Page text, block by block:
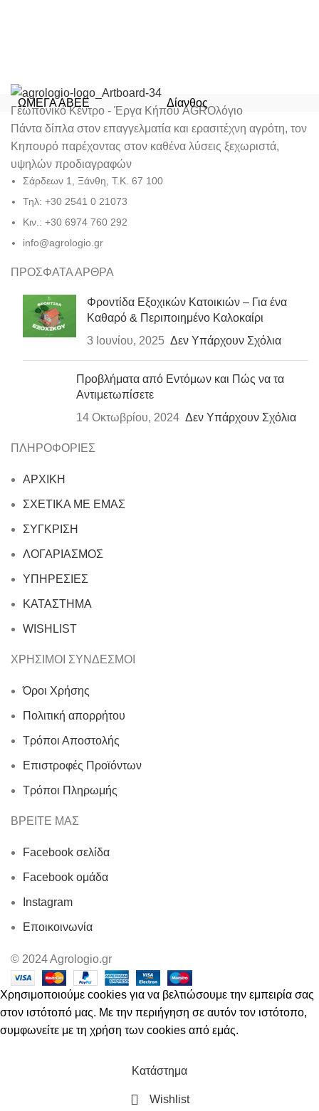
ΩΜΕΓΑ ΑΒΕΕ Δίανθος
Γεωπονικό Κέντρο - Έργα Κήπου AGROλόγιο
Πάντα δίπλα στον επαγγελματία και ερασιτέχνη αγρότη, τον
Κηπουρό παρέχοντας στον καθένα λύσεις ξεχωριστά,
υψηλών προδιαγραφών
Σάρδεων 1, Ξάνθη, Τ.Κ. 67 100
Τηλ: +30 2541 0 21073
Κιν.: +30 6974 760 292
info@agrologio.gr
ΠΡΟΣΦΑΤΑ ΑΡΘΡΑ
Φροντίδα Εξοχικών Κατοικιών – Για ένα
Καθαρό & Περιποιημένο Καλοκαίρι
3 Ιουνίου, 2025 Δεν Υπάρχουν Σχόλια
Προβλήματα από Εντόμων και Πώς να τα
Αντιμετωπίσετε
14 Οκτωβρίου, 2024 Δεν Υπάρχουν Σχόλια
ΠΛΗΡΟΦΟΡΙΕΣ
ΑΡΧΙΚΗ
ΣΧΕΤΙΚΑ ΜΕ ΕΜΑΣ
ΣΥΓΚΡΙΣΗ
ΛΟΓΑΡΙΑΣΜΟΣ
ΥΠΗΡΕΣΙΕΣ
ΚΑΤΑΣΤΗΜΑ
WISHLIST
ΧΡΗΣΙΜΟΙ ΣΥΝΔΕΣΜΟΙ
Όροι Χρήσης
Πολιτική απορρήτου
Τρόποι Αποστολής
Επιστροφές Προϊόντων
Τρόποι Πληρωμής
ΒΡΕΙΤΕ ΜΑΣ
Facebook σελίδα
Facebook ομάδα
Instagram
Εποικοινωνία
© 2024 Agrologio.gr
Χρησιμοποιούμε cookies για να βελτιώσουμε την εμπειρία σας
στον ιστότοπό μας. Με την περιήγηση σε αυτόν τον ιστότοπο,
συμφωνείτε με τη χρήση των cookies από εμάς.
Κατάστημα
Wishlist